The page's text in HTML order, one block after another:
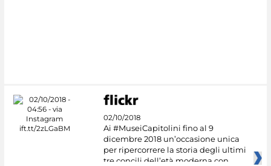
02/10/2018
Ai #MuseiCapitolini fino al 9
dicembre 2018 un’occasione unica
per ripercorrere la storia degli ultimi
tre concili dell’età moderna con